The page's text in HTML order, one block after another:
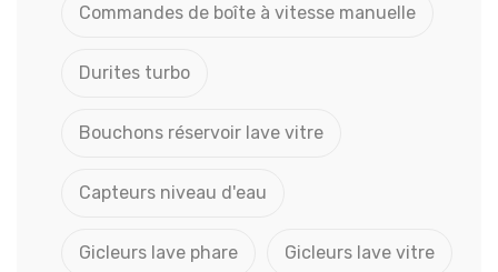
Commandes de boîte à vitesse manuelle
Durites turbo
Bouchons réservoir lave vitre
Capteurs niveau d'eau
Gicleurs lave phare Gicleurs lave vitre